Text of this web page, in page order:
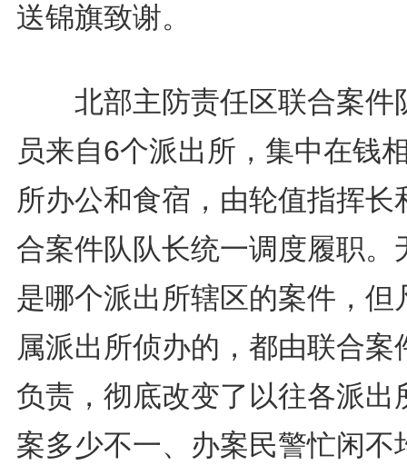
送锦旗致谢。
北部主防责任区联合案件
员来自6个派出所，集中在钱
所办公和食宿，由轮值指挥长
合案件队队长统一调度履职。
是哪个派出所辖区的案件，但
属派出所侦办的，都由联合案
负责，彻底改变了以往各派出
案多少不一、办案民警忙闲不